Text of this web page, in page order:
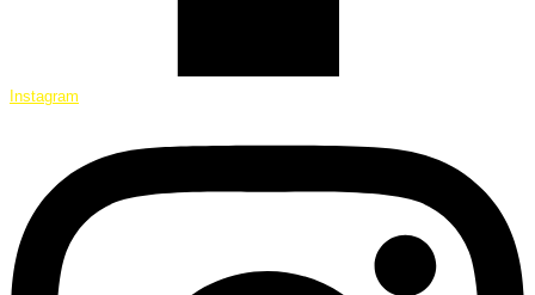
Instagram